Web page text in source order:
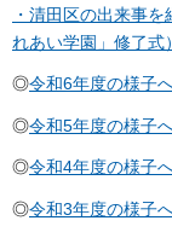
・清田区の出来事
れあい学園」修了式）
◎令和6年度の様子
◎令和5年度の様子
◎令和4年度の様子
◎令和3年度の様子